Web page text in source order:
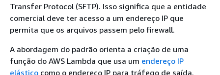
Transfer Protocol (SFTP). Isso significa que a entidade
comercial deve ter acesso a um endereço IP que
permita que os arquivos passem pelo firewall.
A abordagem do padrão orienta a criação de uma
função do AWS Lambda que usa um endereço IP
elástico como o endereço IP para tráfego de saída.